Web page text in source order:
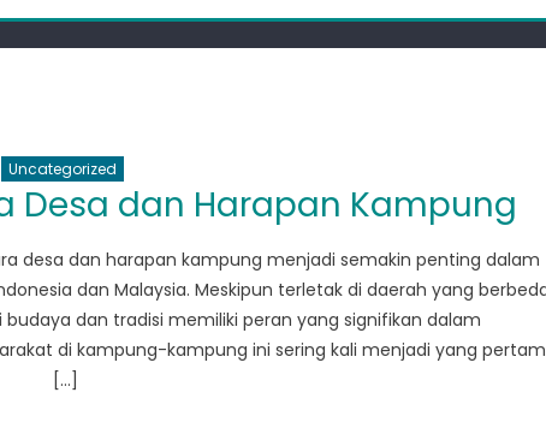
Uncategorized
Desa dan Harapan Kampung
desa dan harapan kampung menjadi semakin penting dalam
dan Malaysia. Meskipun terletak di daerah yang
dan tradisi memiliki peran yang signifikan dalam
di kampung-kampung ini sering kali menjadi yang
[…]